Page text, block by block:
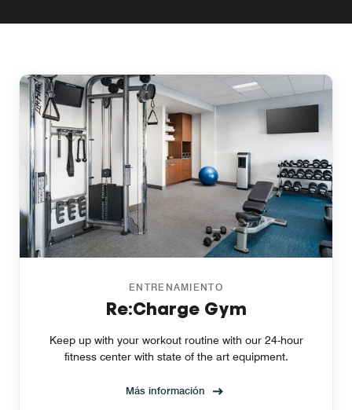
ENTRENAMIENTO
Re:Charge Gym
Keep up with your workout routine with our 24-hour
fitness center with state of the art equipment.
Más información